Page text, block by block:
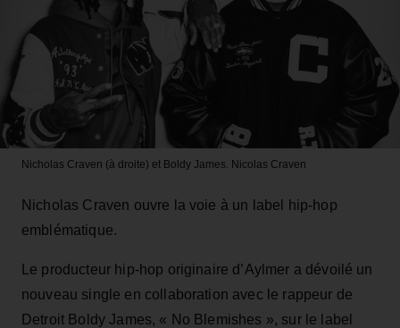
Nicholas Craven (à droite) et Boldy James. Nicolas Craven
Nicholas Craven ouvre la voie à un label hip-hop
emblématique.
Le producteur hip-hop originaire d’Aylmer a dévoilé un
nouveau single en collaboration avec le rappeur de
Detroit Boldy James, « No Blemishes », sur le label